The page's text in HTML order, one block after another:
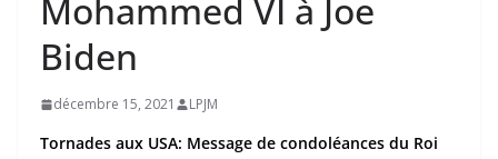
Mohammed VI à Joe
Biden
décembre 15, 2021 LPJM
Tornades aux USA: Message de condoléances du Roi